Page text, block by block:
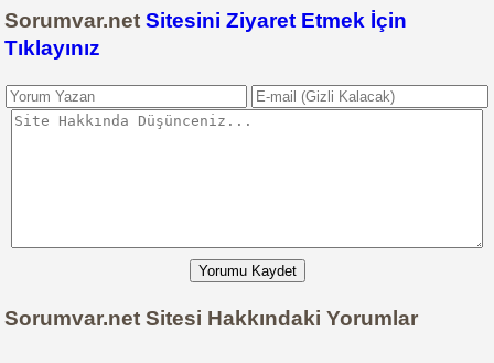
Sorumvar.netSitesini Ziyaret Etmek İçin
Tıklayınız
Yorumu Kaydet
Sorumvar.net Sitesi Hakkındaki Yorumlar